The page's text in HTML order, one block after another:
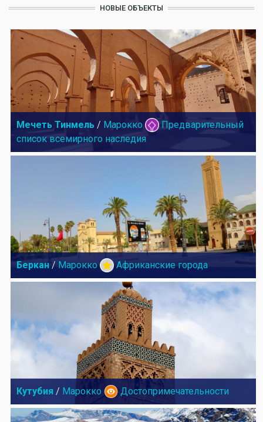
НОВЫЕ ОБЪЕКТЫ
Мечеть Тинмель / Марокко
Предварительный
список всемирного наследия
Беркан / Марокко Африканские города
Кутубия / Марокко Достопримечательности